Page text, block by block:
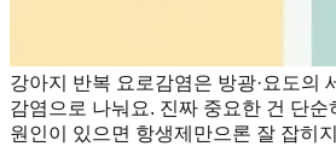
강아지 반복 요로감염은 방광·요도의
감염으로 나눠요. 진짜 중요한 건 단
원인이 있으면 항생제만으론 잘 잡히